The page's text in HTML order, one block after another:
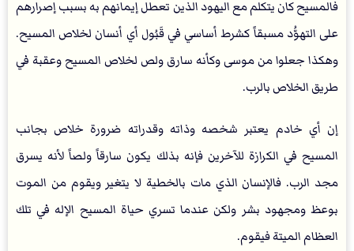
فالمسيح كان يتكلم مع اليهود الذين تعطل إيمانهم به بسبب إصرارهم
على التهوُّد مسبقاً كشرط أساسي في قَبُول أي أنسان لخلاص المسيح.
وهكذا جعلوا من موسى وكأنه سارق ولص لخلاص المسيح وعقبة في
طريق الخلاص بالرب.
إن أي خادم يعتبر شخصه وذاته وقدراته ضرورة خلاص بجانب
المسيح في الكرازة للآخرين فإنه بذلك يكون سارقاً ولصاً لأنه يسرق
مجد الرب. فالإنسان الذي مات بالخطية لا يتغير ويقوم من الموت
بوعظ ومجهود بشر ولكن عندما تسري حياة المسيح الإله في تلك
العظام الميتة فيقوم.